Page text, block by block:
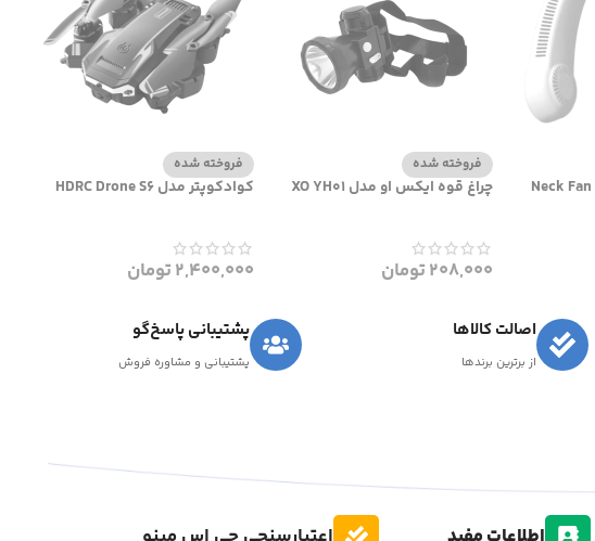
فروخته شده
چراغ قوه ایکس او مدل XO YH01
208,000تومان
فروخته شده
کوادکوپتر مدل HDRC Drone S6
2,400,000تومان
اصالت کالاها
از برترین برندها
پشتیبانی پاسخ‌گو
پشتیبانی و مشاوره فروش